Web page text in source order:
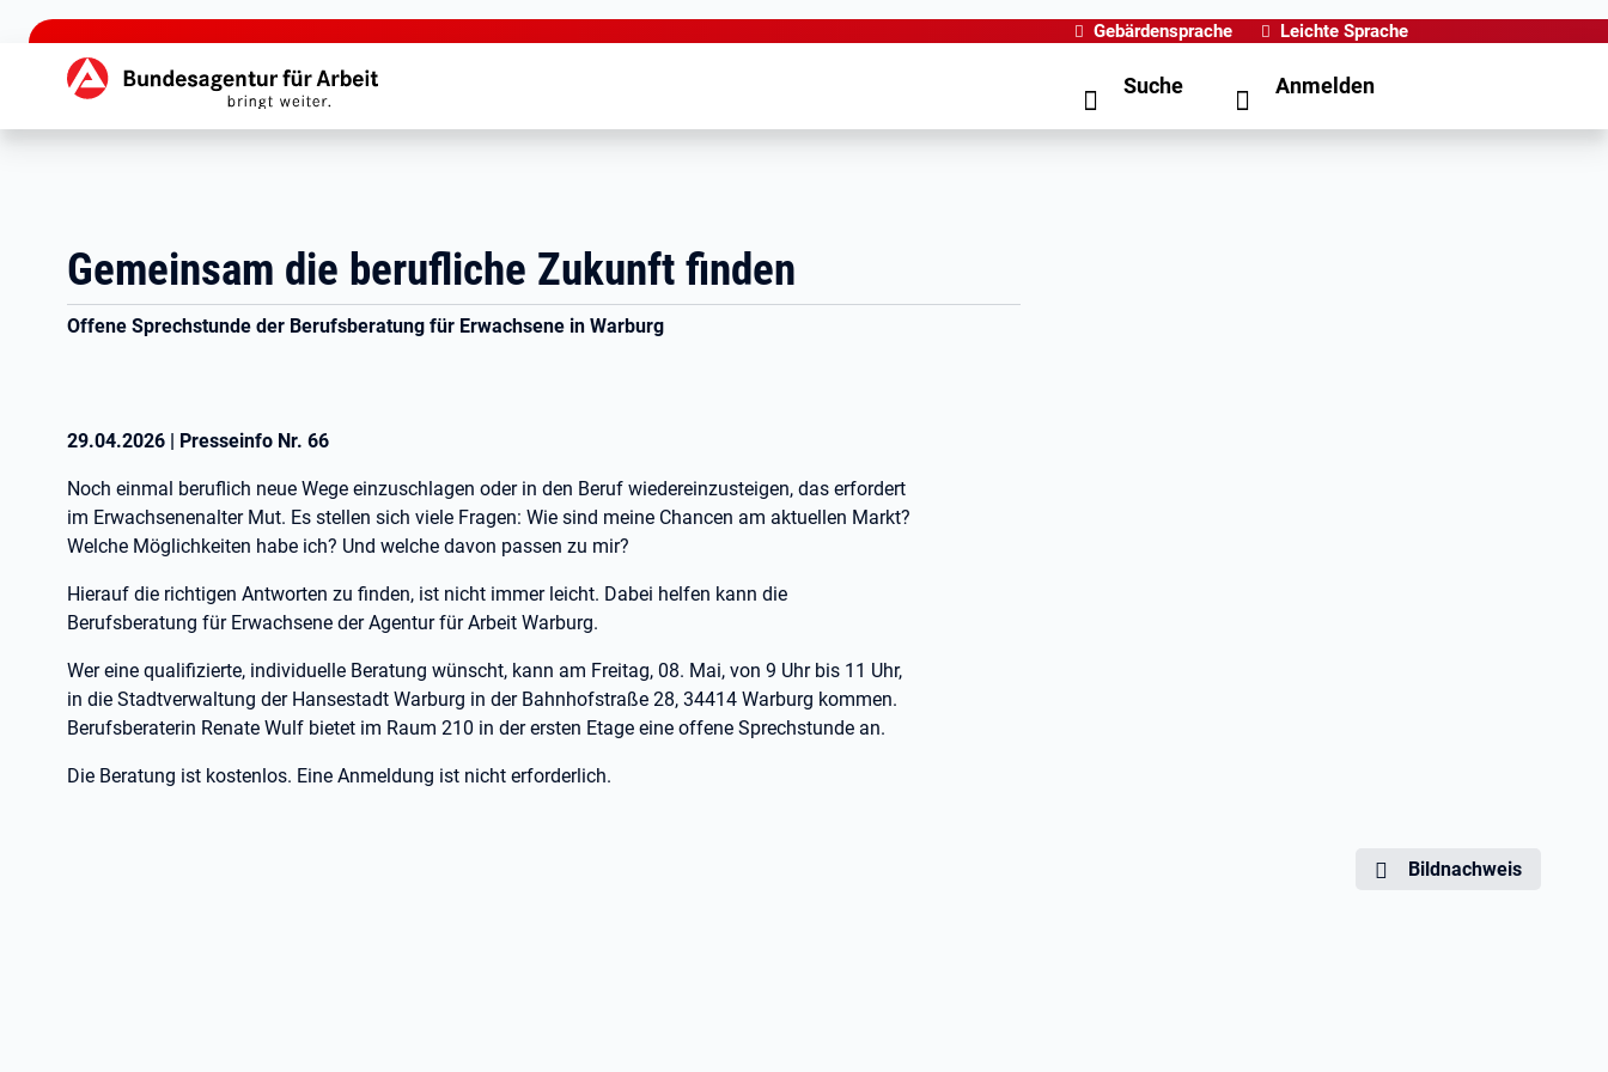
zu den Hauptinhalten springen
Gebärdensprache Leichte Sprache
Hauptnavigation Suche Anmelden
Gemeinsam die berufliche Zukunft finden
Offene Sprechstunde der Berufsberatung für Erwachsene in Warburg
29.04.2026 | Presseinfo Nr. 66
Noch einmal beruflich neue Wege einzuschlagen oder in den Beruf wiedereinzusteigen, das erfordert
im Erwachsenenalter Mut. Es stellen sich viele Fragen: Wie sind meine Chancen am aktuellen Markt?
Welche Möglichkeiten habe ich? Und welche davon passen zu mir?
Hierauf die richtigen Antworten zu finden, ist nicht immer leicht. Dabei helfen kann die
Berufsberatung für Erwachsene der Agentur für Arbeit Warburg.
Wer eine qualifizierte, individuelle Beratung wünscht, kann am Freitag, 08. Mai, von 9 Uhr bis 11 Uhr,
in die Stadtverwaltung der Hansestadt Warburg in der Bahnhofstraße 28, 34414 Warburg kommen.
Berufsberaterin Renate Wulf bietet im Raum 210 in der ersten Etage eine offene Sprechstunde an.
Die Beratung ist kostenlos. Eine Anmeldung ist nicht erforderlich.
Bildnachweis